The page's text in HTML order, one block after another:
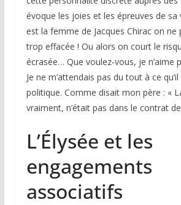
évoque les joies et les épreuves de sa
est la femme de Jacques Chirac on ne
trop effacée ! Ou alors on court le
écrasée… Que voulez-vous, je n’aime
Je ne m’attendais pas du tout à ce
politique. Comme disait mon père : «
vraiment, n’était pas dans le contrat
L’Élysée et les
engagements
associatifs